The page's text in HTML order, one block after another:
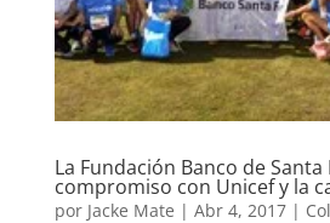
La Fundación Banco de
compromiso con Unicef y la
por Jacke Mate | Abr 4, 2017|